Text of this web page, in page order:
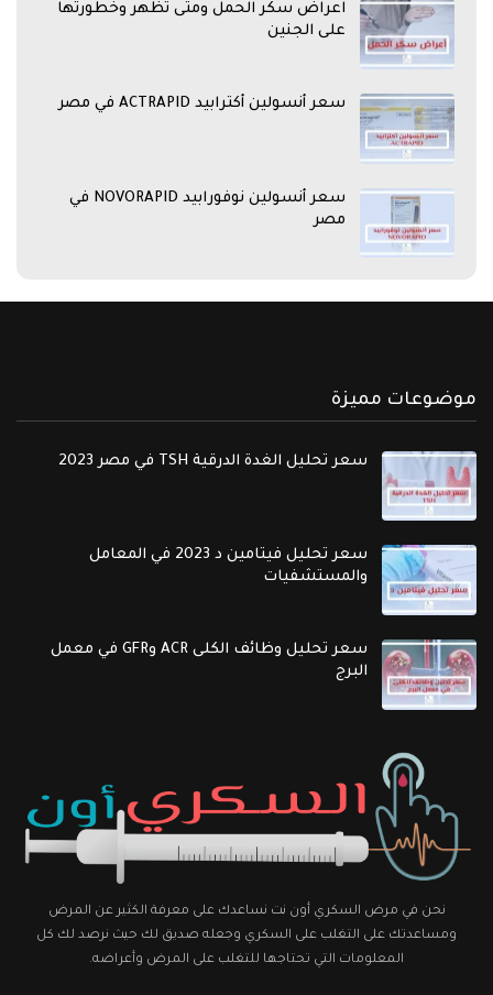
اعراض سكر الحمل ومتى تظهر وخطورتها
على الجنين
سعر أنسولين أكترابيد ACTRAPID في مصر
سعر أنسولين نوفورابيد NOVORAPID في
مصر
موضوعات مميزة
سعر تحليل الغدة الدرقية TSH في مصر 2023
سعر تحليل فيتامين د 2023 في المعامل
والمستشفيات
سعر تحليل وظائف الكلى ACR وGFR في معمل
البرج
نحن في مرض السكري أون نت نساعدك على معرفة الكثير عن المرض
ومساعدتك على التغلب على السكري وجعله صديق لك حيث نرصد لك كل
المعلومات التي تحتاجها للتغلب على المرض وأعراضه.